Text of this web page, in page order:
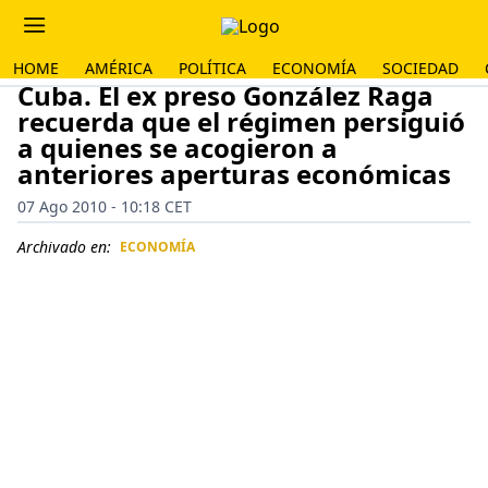
HOME AMÉRICA POLÍTICA ECONOMÍA SOCIEDAD
Cuba. El ex preso González Raga
recuerda que el régimen persiguió
a quienes se acogieron a
anteriores aperturas económicas
07 Ago 2010 - 10:18 CET
Archivado en: ECONOMÍA